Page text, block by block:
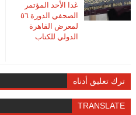
غدا الأحد المؤتمر
الصحفي الدورة ٥٦
لمعرض القاهرة
الدولي للكتاب
ترك تعليق أدناه
TRANSLATE